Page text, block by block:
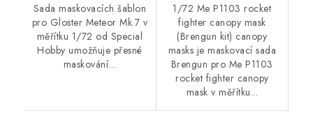
Sada maskovacích šablon
pro Gloster Meteor Mk.7 v
měřítku 1/72 od Special
Hobby umožňuje přesné
maskování...
1/72 Me P1103 rocket
fighter canopy mask
(Brengun kit) canopy
masks je maskovací sada
Brengun pro Me P1103
rocket fighter canopy
mask v měřítku...